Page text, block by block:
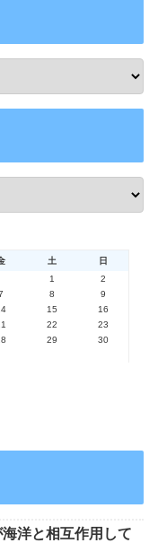
土
日
1
2
8
9
15
16
22
23
29
30
洋と相互作用して